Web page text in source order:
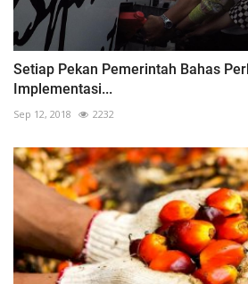
Setiap Pekan Pemerintah Bahas
Implementasi...
Sep 12, 2018 2232